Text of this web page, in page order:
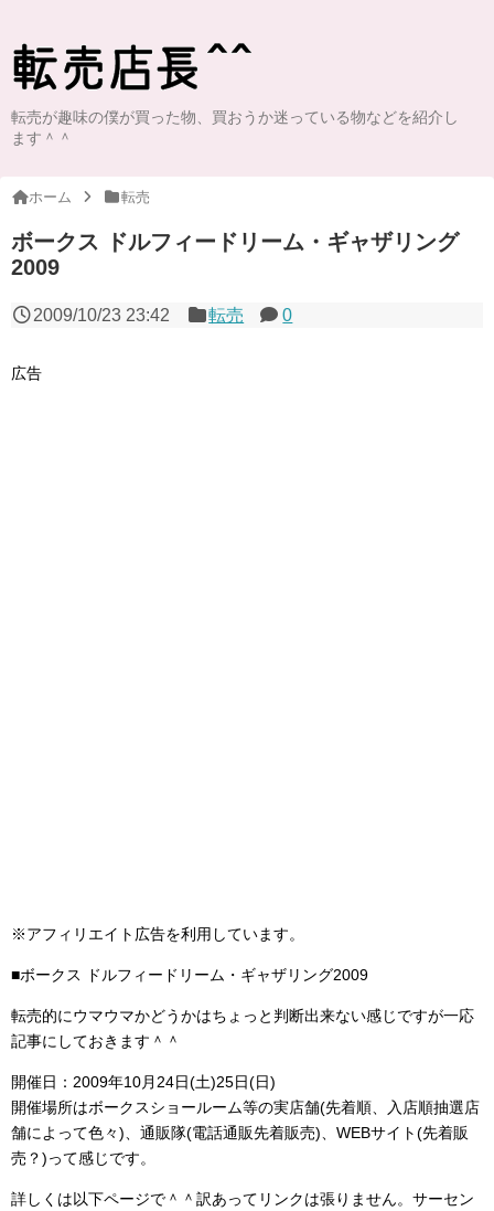
転売が趣味の僕が買った物、買おうか迷っている物などを紹介し
ます＾＾
ホーム 転売
ボークス ドルフィードリーム・ギャザリング
2009
2009/10/23 23:42 転売 0
広告
※アフィリエイト広告を利用しています。
■ボークス ドルフィードリーム・ギャザリング2009
転売的にウマウマかどうかはちょっと判断出来ない感じですが一応
記事にしておきます＾＾
開催日：2009年10月24日(土)25日(日)
開催場所はボークスショールーム等の実店舗(先着順、入店順抽選店
舗によって色々)、通販隊(電話通販先着販売)、WEBサイト(先着販
売？)って感じです。
詳しくは以下ページで＾＾訳あってリンクは張りません。サーセン